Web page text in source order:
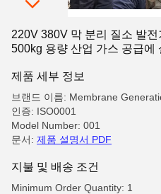
220V 380V 막 분리 질소 발
500kg 용량 산업 가스 공급에
제품 세부 정보
브랜드 이름: Membrane
인증: ISO0001
Model Number: 001
문서: 제품 설명서 PDF
지불 및 배송 조건
Minimum Order Quantity: 1